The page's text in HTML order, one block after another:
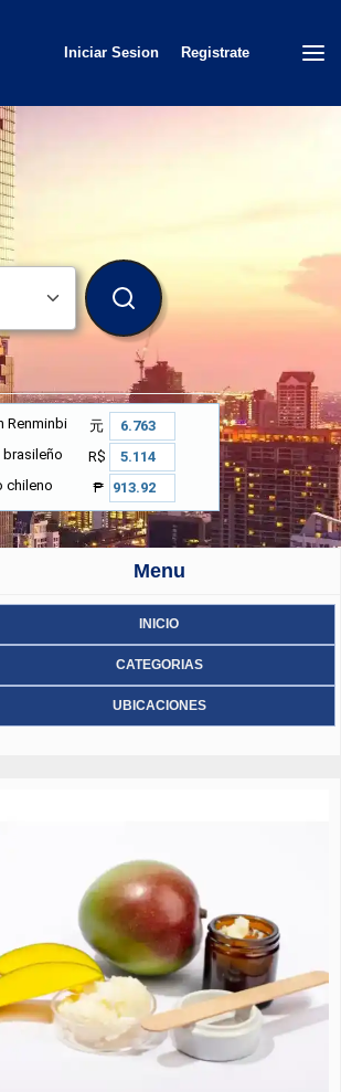
Iniciar Sesion Registrate
BUSCAR
Renminbi
元
brasileño
R$
chileno ₱
Menu
INICIO
CATEGORIAS
UBICACIONES